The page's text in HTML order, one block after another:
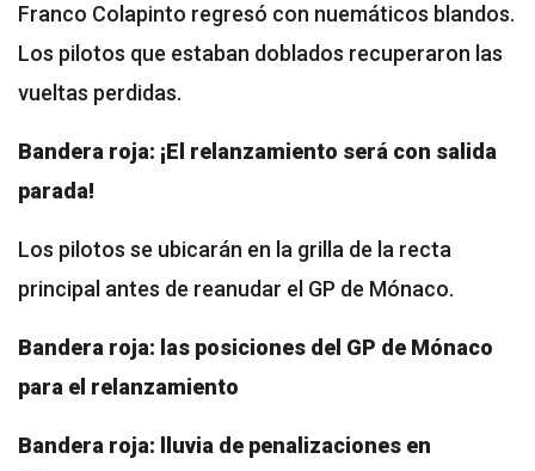
Franco Colapinto regresó con nuemáticos blandos.
Los pilotos que estaban doblados recuperaron las
vueltas perdidas.
Bandera roja: ¡El relanzamiento será con salida
parada!
Los pilotos se ubicarán en la grilla de la recta
principal antes de reanudar el GP de Mónaco.
Bandera roja: las posiciones del GP de Mónaco
para el relanzamiento
Bandera roja: lluvia de penalizaciones en